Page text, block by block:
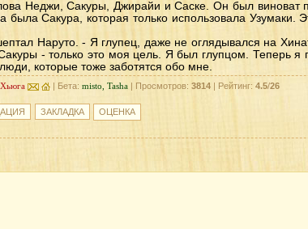
Неджи, Сакуры, Джирайи и Саске. Он был виноват
Сакура, которая только использовала Узумаки.
Наруто. - Я глупец, даже не оглядывался на
- только это моя цель. Я был глупцом. Теперь я
которые тоже заботятся обо мне.
| Бета: misto, Tasha| Просмотров: 3814| Рейтинг: 4.5/26